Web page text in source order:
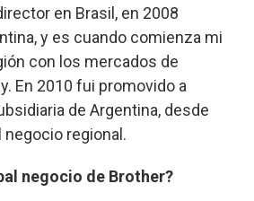
en Brasil, en 2008
y es cuando comienza mi
con los mercados de
En 2010 fui promovido a
de Argentina, desde
regional.
negocio de Brother?